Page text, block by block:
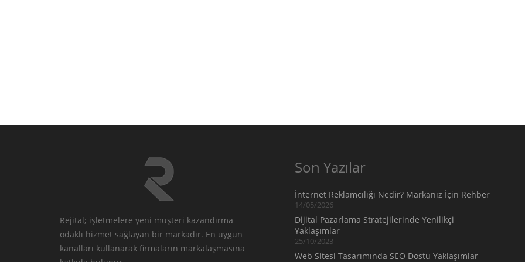
Rejital; işletmelere yeni müşteri kazandırma
odaklı hizmet sağlayan bir markadır. En uygun
kanalları kullanarak firmaların markalaşmasına
Son Yazılar
İnternet Reklamcılığı Nedir? Markanız İçin Rehber
14/05/2026
Dijital Pazarlama Stratejilerinde Yenilikçi
Yaklaşımlar
25/10/2023
Web Sitesi Tasarımında SEO Dostu Yaklaşımlar